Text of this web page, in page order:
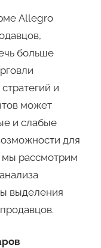
Allegro
больше
и
может
и слабые
для
мы рассмотрим
выделения